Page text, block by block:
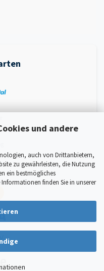
und andere
auch von Drittanbietern,
zu gewährleisten, die Nutzung
ein bestmögliches
finden Sie in unserer